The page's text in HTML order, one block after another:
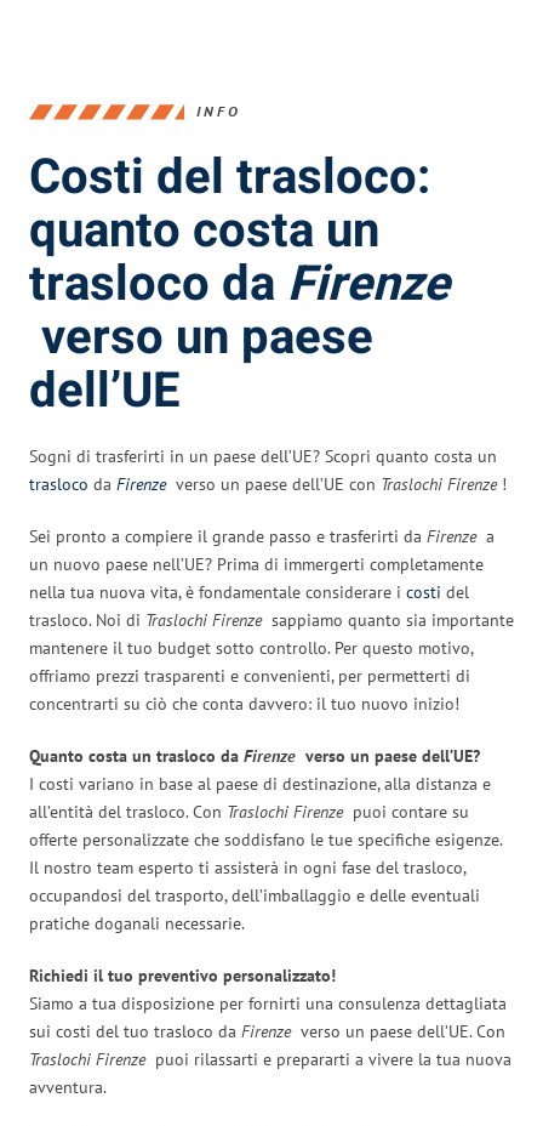
INFO
Costi del trasloco:
quanto costa un
trasloco da Firenze
verso un paese
dell’UE
Sogni di trasferirti in un paese dell’UE? Scopri quanto costa un
trasloco da Firenze verso un paese dell’UE con Traslochi Firenze !
Sei pronto a compiere il grande passo e trasferirti da Firenze a
un nuovo paese nell’UE? Prima di immergerti completamente
nella tua nuova vita, è fondamentale considerare i costi del
trasloco. Noi di Traslochi Firenze sappiamo quanto sia importante
mantenere il tuo budget sotto controllo. Per questo motivo,
offriamo prezzi trasparenti e convenienti, per permetterti di
concentrarti su ciò che conta davvero: il tuo nuovo inizio!
Quanto costa un trasloco da Firenze verso un paese dell’UE?
I costi variano in base al paese di destinazione, alla distanza e
all’entità del trasloco. Con Traslochi Firenze puoi contare su
offerte personalizzate che soddisfano le tue specifiche esigenze.
Il nostro team esperto ti assisterà in ogni fase del trasloco,
occupandosi del trasporto, dell’imballaggio e delle eventuali
pratiche doganali necessarie.
Richiedi il tuo preventivo personalizzato!
Siamo a tua disposizione per fornirti una consulenza dettagliata
sui costi del tuo trasloco da Firenze verso un paese dell’UE. Con
Traslochi Firenze puoi rilassarti e prepararti a vivere la tua nuova
avventura.